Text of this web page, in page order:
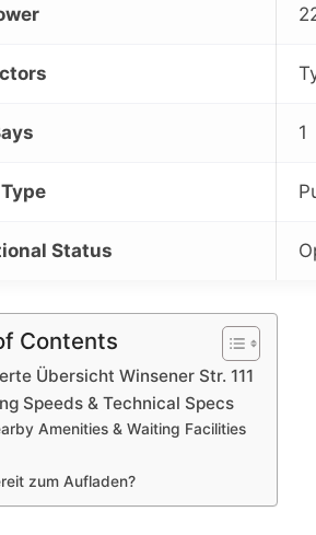
1
Status
Contents
Übersicht Winsener Str. 111
Speeds & Technical Specs
Amenities & Waiting Facilities
zum Aufladen?